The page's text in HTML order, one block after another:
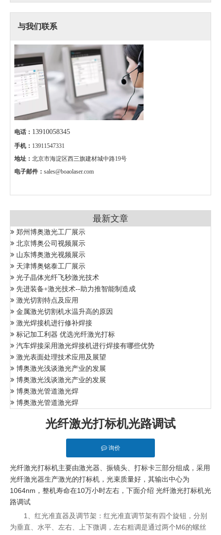
与我们联系
电话： 13910058345
手机： 13911547331
地址： 北京市海淀区西三旗建材城中路19号
电子邮件： sales@boaolaser.com
最新文章
郑州博奥激光工厂展示
北京博奥公司视频展示
山东博奥激光视频展示
天津博奥铭泰工厂展示
光子晶体光纤飞秒激光技术
先进装备+激光技术--助力推智能制造成
激光切割特点及应用
金属激光切割机水温升高的原因
激光焊接机进行修补焊接
标记加工利器 优选光纤激光打标
汽车焊接采用激光焊接机进行焊接有哪些优势
激光表面处理技术应用及展望
博奥激光浅谈激光产业的发展
博奥激光浅谈激光产业的发展
博奥激光管道激光焊
博奥激光管道激光焊
光纤激光打标机光路调试
询价
光纤激光打标机主要由激光器 、振镜头、打标卡三部分组成，采用
光纤激光器生产激光的打标机，光束质量好，其输出中心为
1064nm，整机寿命在10万小时左右，下面介绍 光纤激光打标机光
路调试
1、红光准直器及调节架：红光准直调节架有四个旋钮，分别
为垂直、水平、左右、上下微调，左右粗调是通过两个M6的螺丝